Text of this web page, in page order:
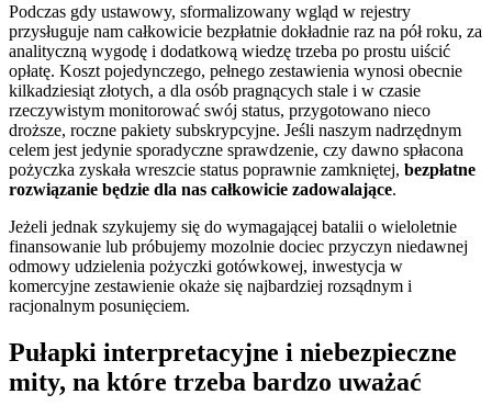
Podczas gdy ustawowy, sformalizowany wgląd w rejestry
przysługuje nam całkowicie bezpłatnie dokładnie raz na pół roku, za
analityczną wygodę i dodatkową wiedzę trzeba po prostu uiścić
opłatę. Koszt pojedynczego, pełnego zestawienia wynosi obecnie
kilkadziesiąt złotych, a dla osób pragnących stale i w czasie
rzeczywistym monitorować swój status, przygotowano nieco
droższe, roczne pakiety subskrypcyjne. Jeśli naszym nadrzędnym
celem jest jedynie sporadyczne sprawdzenie, czy dawno spłacona
pożyczka zyskała wreszcie status poprawnie zamkniętej, bezpłatne
rozwiązanie będzie dla nas całkowicie zadowalające.
Jeżeli jednak szykujemy się do wymagającej batalii o wieloletnie
finansowanie lub próbujemy mozolnie dociec przyczyn niedawnej
odmowy udzielenia pożyczki gotówkowej, inwestycja w
komercyjne zestawienie okaże się najbardziej rozsądnym i
racjonalnym posunięciem.
Pułapki interpretacyjne i niebezpieczne
mity, na które trzeba bardzo uważać